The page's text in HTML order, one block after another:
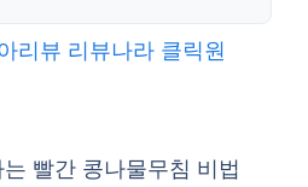
리뷰 리뷰나라 클릭원
빨간 콩나물무침 비법